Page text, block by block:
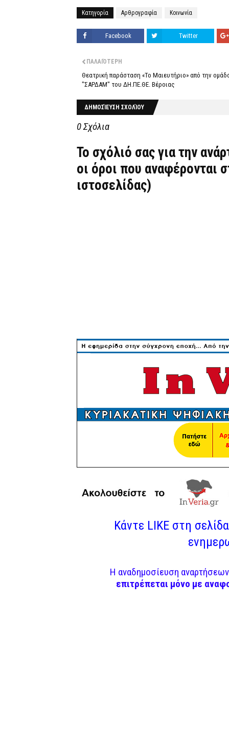
Κατηγορία Αρθρογραφία Κοινωνία
Facebook Twitter
ΠΑΛΑΙΌΤΕΡΗ
Θεατρική παράσταση «Το Μαιευτήριο» από την
"ΣΑΡΔΑΜ" του ΔΗ.ΠΕ.ΘΕ. Βέροιας
ΔΗΜΟΣΊΕΥΣΗ ΣΧΟΛΊΟΥ
0 Σχόλια
Το σχόλιό σας για την
οι όροι που αναφέρονται
ιστοσελίδας)
Κάντε LIKE στη
Η αναδημοσίευση
επιτρέπεται μόνο με